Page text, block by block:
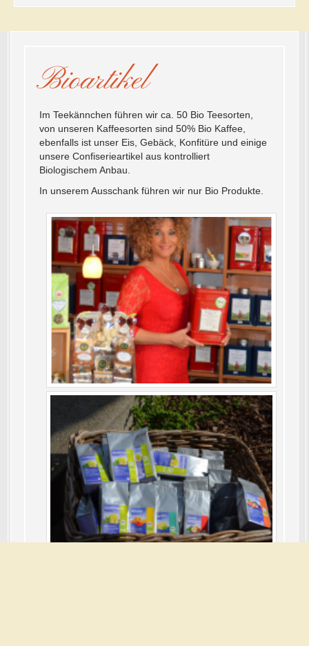
Bioartikel
Im Teekännchen führen wir ca. 50 Bio Teesorten,
von unseren Kaffeesorten sind 50% Bio Kaffee,
ebenfalls ist unser Eis, Gebäck, Konfitüre und einige
unsere Confiserieartikel aus kontrolliert
Biologischem Anbau.
In unserem Ausschank führen wir nur Bio Produkte.